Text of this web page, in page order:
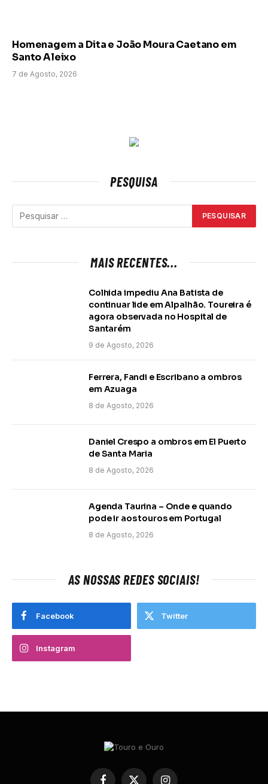
Homenagem a Dita e João Moura Caetano em
Santo Aleixo
7 de Agosto, 2026
PESQUISA
MAIS RECENTES...
Colhida impediu Ana Batista de
continuar lide em Alpalhão. Toureira é
agora observada no Hospital de
Santarém
9 de Agosto, 2026
Ferrera, Fandi e Escribano a ombros
em Azuaga
8 de Agosto, 2026
Daniel Crespo a ombros em El Puerto
de Santa Maria
8 de Agosto, 2026
Agenda Taurina – Onde e quando
pode ir aos touros em Portugal
8 de Agosto, 2026
AS NOSSAS REDES SOCIAIS!
Facebook Twitter
Instagram